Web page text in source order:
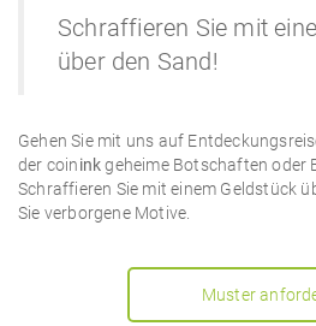
Schraffieren Sie mit
über den Sand!
Gehen Sie mit uns auf
der coininkgeheime Botschaften oder
Schraffieren Sie mit einem Geldstück
Sie verborgene Motive.
Muster